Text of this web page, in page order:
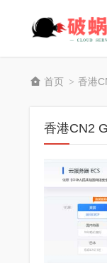
首页 > 香港
香港CN2